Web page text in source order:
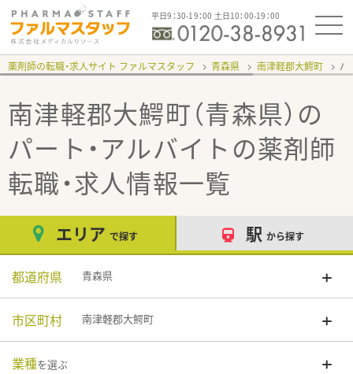
平日9：30-19：00 土日10：00-19：00
薬剤師の転職・求人サイト ファルマスタッフ 青森県 南津軽郡大鰐町 パ
南津軽郡大鰐町（青森県）の
パート・アルバイト の薬剤師
転職・求人情報一覧
エリア で探す 駅 から探す
都道府県 青森県
市区町村 南津軽郡大鰐町
業種を選ぶ